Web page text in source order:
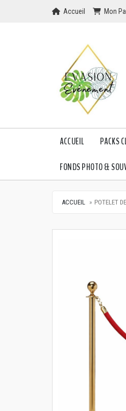
Home
Accueil Mon
Mon
ACCUEIL PACKS
FONDS PHOTO &
ACCUEIL POTELET